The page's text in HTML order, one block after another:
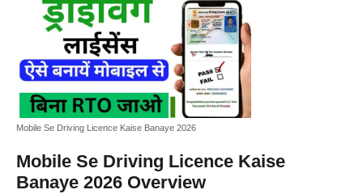
Mobile Se Driving Licence Kaise Banaye 2026
Mobile Se Driving Licence Kaise
Banaye 2026 Overview